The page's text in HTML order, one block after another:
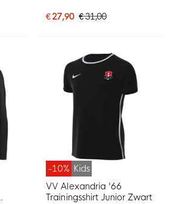
€ 27,90 € 31,00
-10% Kids
VV Alexandria '66
Trainingsshirt Junior Zwart